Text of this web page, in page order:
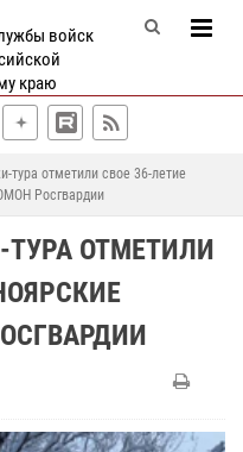
войск
краю
тура отметили свое 36-летие
Росгвардии
ОТМЕТИЛИ